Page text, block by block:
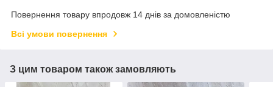
Повернення товару впродовж 14 днів за домовленістю
Всі умови повернення
З цим товаром також замовляють